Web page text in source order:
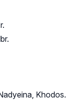
Khodos.